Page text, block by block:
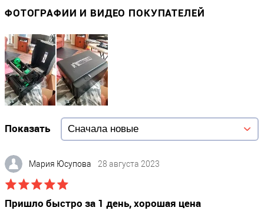
Адаптер питания / Краткое руководство по эксплуатации / Диск
с драйверами / Кабель USB
ФОТОГРАФИИ И ВИДЕО ПОКУПАТЕЛЕЙ
Показать
Мария Юсупова 28 августа 2023
Пришло быстро за 1 день, хорошая цена